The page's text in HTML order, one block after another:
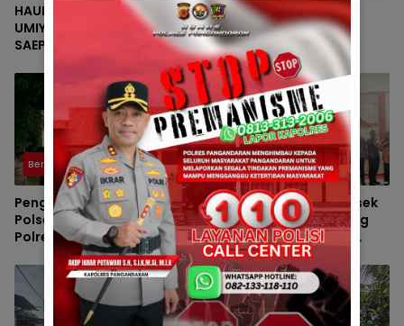
HAUL KE-VII HJ. DEDE
UMIYATI DAN HAUL KE-IV KH.
SAEPUL MUJAHID SERTA
REUNI HAFLAH KE-XV
HIMPUNAN ALUMNI DIGELAR
DI PONDOK PESANTREN AL-
FALAH SANUSSIYAH
Polsek Padaherang
Monitoring Kesiapan
Lahan Program
Penanaman Jagung di
Desa Ciganjeng
Berita
Pengamanan Maksimal
Polsek Pangandaran dan
Polres Pangandaran,
Nobar Final Piala Presiden
Berlangsung Aman
Polsek
Bhabinkamtibmas Polsek
Padaherang Monitoring
Pelantikan Perangkat
Desa Karangmulya